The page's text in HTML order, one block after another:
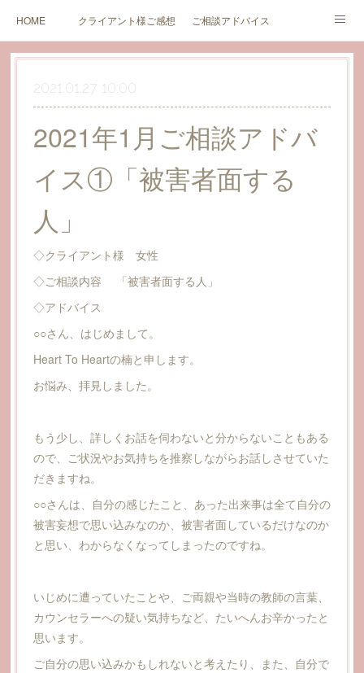
HOME クライアント様ご感想 ご相談アドバイス
セミナーのご案内とご感想ブログ 価格（新規受付中止中）
2021.01.27 10:00
2021年1月ご相談アドバ
イス①「被害者面する
人」
◇クライアント様 女性
◇ご相談内容 「被害者面する人」
◇アドバイス
○○さん、はじめまして。
Heart To Heartの楠と申します。
お悩み、拝見しました。
もう少し、詳しくお話を伺わないと分からないこともある
ので、ご状況やお気持ちを推察しながらお話しさせていた
だきますね。
○○さんは、自分の感じたこと、あった出来事は全て自分の
被害妄想で思い込みなのか、被害者面しているだけなのか
と思い、わからなくなってしまったのですね。
いじめに遭っていたことや、ご両親や当時の教師の言葉、
カウンセラーへの疑い気持ちなど、たいへんお辛かったと
思います。
ご自分の思い込みかもしれないと考えたり、また、自分で